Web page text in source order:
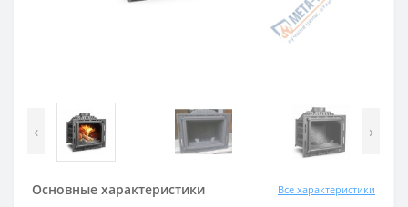
‹ ›
Основные характеристики Все характеристики